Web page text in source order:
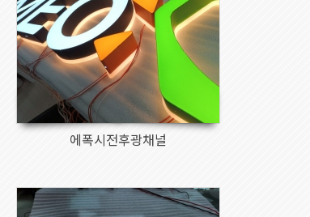
1196
에폭시전후광채널